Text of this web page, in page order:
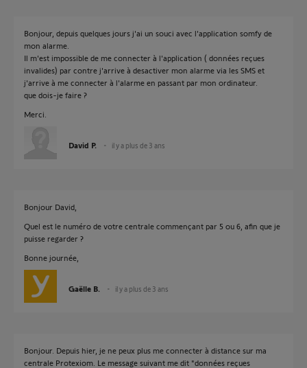
Bonjour, depuis quelques jours j'ai un souci avec l'application somfy de
mon alarme.
Il m'est impossible de me connecter à l'application ( données reçues
invalides) par contre j'arrive à desactiver mon alarme via les SMS et
j'arrive à me connecter à l'alarme en passant par mon ordinateur.
que dois-je faire ?
Merci.
David P. il y a plus de 3 ans
Bonjour David,
Quel est le numéro de votre centrale commençant par 5 ou 6, afin que je
puisse regarder ?
Bonne journée,
Gaëlle B. il y a plus de 3 ans
Bonjour. Depuis hier, je ne peux plus me connecter à distance sur ma
centrale Protexiom. Le message suivant me dit "données reçues